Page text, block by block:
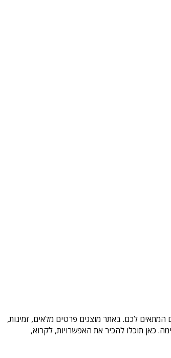
לכם. באתר מוצגים פרטים מלאים, זמינות,
כאן תוכלו להכיר את האפשרויות, לקרוא,